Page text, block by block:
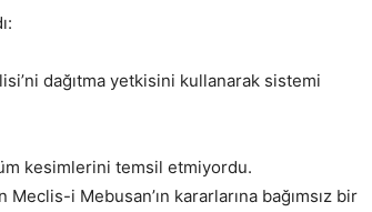
dağıtma yetkisini kullanarak sistemi
kesimlerini temsil etmiyordu.
i Mebusan’ın kararlarına bağımsız bir